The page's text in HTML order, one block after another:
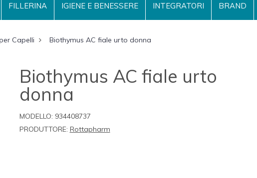
FILLERINA IGIENE E BENESSERE INTEGRATORI BRAND
Capelli Biothymus AC fiale urto donna
Biothymus AC fiale urto
donna
MODELLO: 934408737
PRODUTTORE: Rottapharm